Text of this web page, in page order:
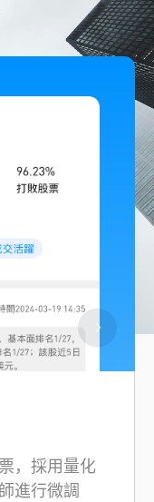
，採用量化
進行微調